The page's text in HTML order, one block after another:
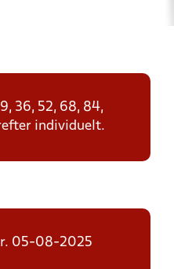
36, 52, 68, 84,
individuelt.
05-08-2025